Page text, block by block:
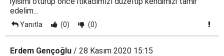
edelim...
Yanıtla (0) (0)
Erdem Gençoğlu / 28 Kasım 2020 15:15